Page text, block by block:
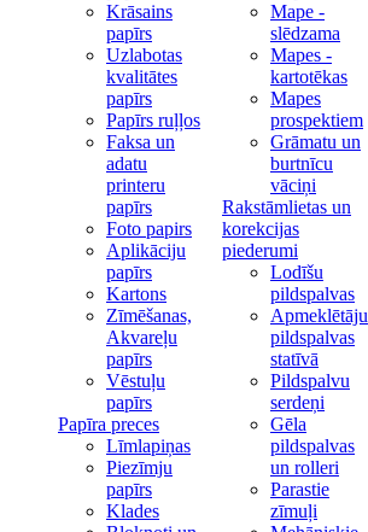
Krāsains
papīrs
Uzlabotas
kvalitātes
papīrs
Papīrs ruļļos
Faksa un
adatu
printeru
papīrs
Foto papirs
Aplikāciju
papīrs
Kartons
Zīmēšanas,
Akvareļu
papīrs
Vēstuļu
papīrs
Papīra preces
Līmlapiņas
Piezīmju
papīrs
Klades
Mape -
slēdzama
Mapes -
kartotēkas
Mapes
prospektiem
Grāmatu un
burtnīcu
vāciņi
Rakstāmlietas un
korekcijas
piederumi
Lodīšu
pildspalvas
Apmeklētāju
pildspalvas
statīvā
Pildspalvu
serdeņi
Gēla
pildspalvas
un rolleri
Parastie
zīmuļi